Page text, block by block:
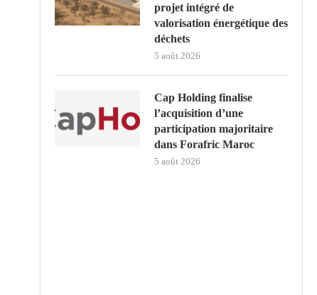
projet intégré de
valorisation énergétique des
déchets
5 août 2026
Cap Holding finalise
l’acquisition d’une
participation majoritaire
dans Forafric Maroc
5 août 2026